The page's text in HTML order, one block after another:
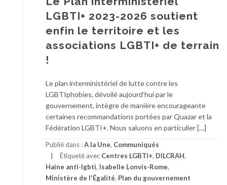
LGBTI+ 2023-2026 soutient
enfin le territoire et les
associations LGBTI+ de terrain
!
Le plan interministériel de lutte contre les
LGBTIphobies, dévoilé aujourd’hui par le
gouvernement, intègre de manière encourageante
certaines recommandations portées par Quazar et la
Fédération LGBTI+. Nous saluons en particulier […]
Publié dans :A la Une, Communiqués
Étiqueté avec Centres LGBTI+, DILCRAH,
Haine anti-lgbti, Isabelle Lonvis-Rome,
Ministère de l'Égalité, Plan du gouvernement